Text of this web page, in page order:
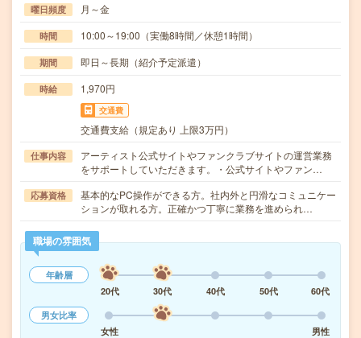
曜日頻度 月～金
時間 10:00～19:00（実働8時間／休憩1時間）
期間 即日～長期（紹介予定派遣）
時給 1,970円
交通費
交通費支給（規定あり 上限3万円）
仕事内容
アーティスト公式サイトやファンクラブサイトの運営業務
をサポートしていただきます。・公式サイトやファン…
応募資格
基本的なPC操作ができる方。社内外と円滑なコミュニケー
ションが取れる方。正確かつ丁寧に業務を進められ…
職場の雰囲気
年齢層
20代
30代 40代 50代
60代
男女比率
女性
男性